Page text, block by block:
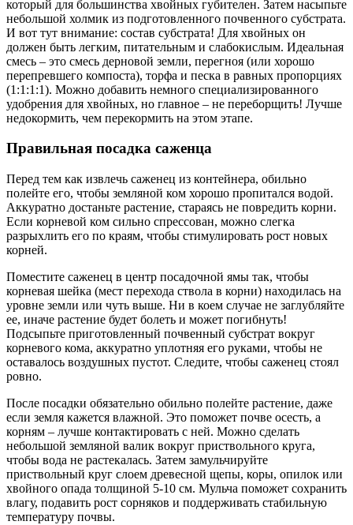
который для большинства хвойных губителен. Затем насыпьте
небольшой холмик из подготовленного почвенного субстрата.
И вот тут внимание: состав субстрата! Для хвойных он
должен быть легким, питательным и слабокислым. Идеальная
смесь – это смесь дерновой земли, перегноя (или хорошо
перепревшего компоста), торфа и песка в равных пропорциях
(1:1:1:1). Можно добавить немного специализированного
удобрения для хвойных, но главное – не переборщить! Лучше
недокормить, чем перекормить на этом этапе.
Правильная посадка саженца
Перед тем как извлечь саженец из контейнера, обильно
полейте его, чтобы земляной ком хорошо пропитался водой.
Аккуратно достаньте растение, стараясь не повредить корни.
Если корневой ком сильно спрессован, можно слегка
разрыхлить его по краям, чтобы стимулировать рост новых
корней.
Поместите саженец в центр посадочной ямы так, чтобы
корневая шейка (мест перехода ствола в корни) находилась на
уровне земли или чуть выше. Ни в коем случае не заглубляйте
ее, иначе растение будет болеть и может погибнуть!
Подсыпьте приготовленный почвенный субстрат вокруг
корневого кома, аккуратно уплотняя его руками, чтобы не
оставалось воздушных пустот. Следите, чтобы саженец стоял
ровно.
После посадки обязательно обильно полейте растение, даже
если земля кажется влажной. Это поможет почве осесть, а
корням – лучше контактировать с ней. Можно сделать
небольшой земляной валик вокруг приствольного круга,
чтобы вода не растекалась. Затем замульчируйте
приствольный круг слоем древесной щепы, коры, опилок или
хвойного опада толщиной 5-10 см. Мульча поможет сохранить
влагу, подавить рост сорняков и поддерживать стабильную
температуру почвы.